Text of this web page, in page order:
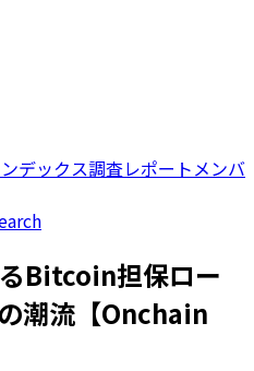
デックス調査レポートメンバ
Bitcoin担保ロー
潮流【Onchain